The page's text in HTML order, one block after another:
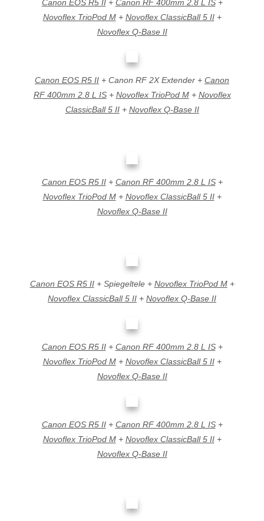
Canon EOS R5 II+ Canon RF 400mm 2.8 L IS+
Novoflex TrioPod M+ Novoflex ClassicBall 5 II+
Novoflex Q-Base II
Canon EOS R5 II + Canon RF 2X Extender + Canon
RF 400mm 2.8 L IS+ Novoflex TrioPod M+ Novoflex
ClassicBall 5 II+ Novoflex Q-Base II
Canon EOS R5 II+ Canon RF 400mm 2.8 L IS+
Novoflex TrioPod M+ Novoflex ClassicBall 5 II+
Novoflex Q-Base II
Canon EOS R5 II+ Spiegeltele + Novoflex TrioPod M+
Novoflex ClassicBall 5 II + Novoflex Q-Base II
Canon EOS R5 II+ Canon RF 400mm 2.8 L IS+
Novoflex TrioPod M+ Novoflex ClassicBall 5 II+
Novoflex Q-Base II
Canon EOS R5 II+ Canon RF 400mm 2.8 L IS+
Novoflex TrioPod M+ Novoflex ClassicBall 5 II+
Novoflex Q-Base II